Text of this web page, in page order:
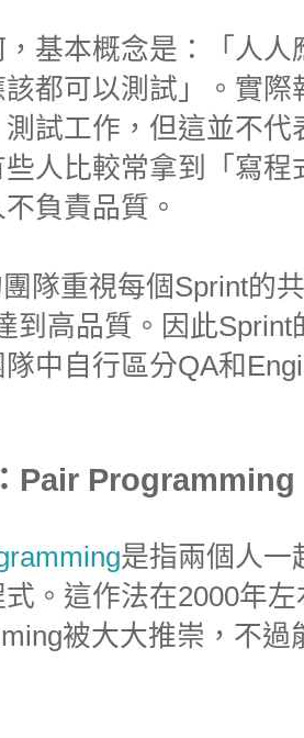
基本概念是：「人
都可以測試」。實
測試工作，但這並不
些人比較常拿到「寫
負責品質。
隊重視每個Sprint的
到高品質。因此
中自行區分QA和
Pair Programming
是指兩個人一
。這作法在2000年
被大大推崇，不